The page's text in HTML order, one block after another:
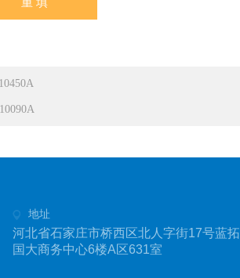
地址
河北省石家庄市桥西区北人字街17号蓝拓
国大商务中心6楼A区631室